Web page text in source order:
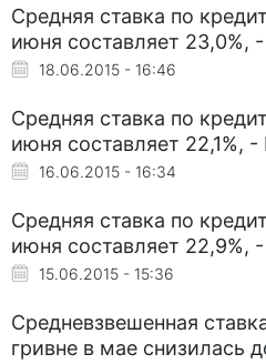
Cредняя ставка по
июня составляет 23,0%,
18.06.2015 - 16:46
Cредняя ставка по
июня составляет 22,1%,
16.06.2015 - 16:34
Cредняя ставка по
июня составляет 22,9%,
15.06.2015 - 15:36
Средневзвешенная
гривне в мае снизилась